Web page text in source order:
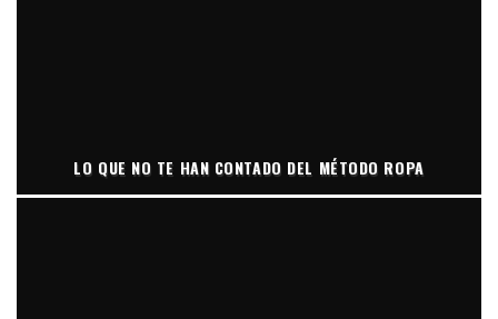
LO QUE NO TE HAN CONTADO DEL MÉTODO ROPA